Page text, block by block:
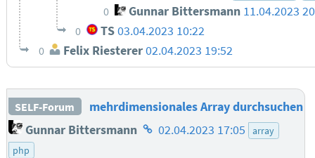
0 Gunnar Bittersmann 11.04.2023
0 TS03.04.2023 10:22
0 Felix Riesterer02.04.2023 19:52
SELF-Forum
mehrdimensionales Array durchsuchen
Gunnar Bittersmann Homepage
02.04.2023 17:05
array
php